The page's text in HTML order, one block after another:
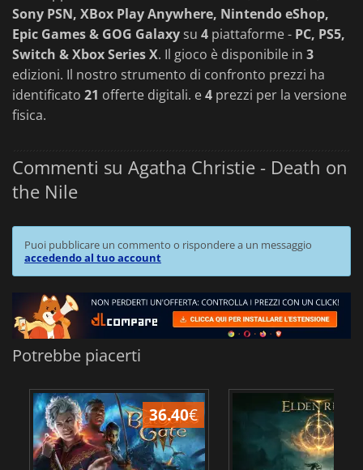
Sony PSN, XBox Play Anywhere, Nintendo eShop,
Epic Games & GOG Galaxy su 4 piattaforme - PC, PS5,
Switch & Xbox Series X. Il gioco è disponibile in 3
edizioni. Il nostro strumento di confronto prezzi ha
identificato 21 offerte digitali. e4 prezzi per la versione
fisica.
Commenti su Agatha Christie - Death on
the Nile
Puoi pubblicare un commento o rispondere a un messaggio
accedendo al tuo account
Potrebbe piacerti
36.40€